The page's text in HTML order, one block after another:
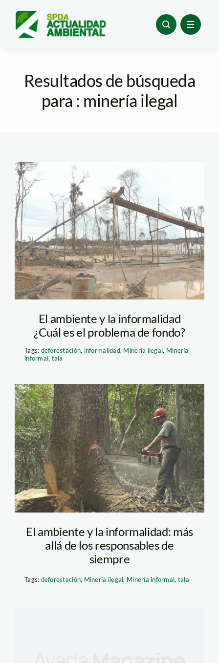
content
Resultados de búsqueda
para : minería ilegal
mineria
informal_madre de
dios_ecoamazonia
El ambiente y la informalidad
¿Cuál es el problema de fondo?
Tags: deforestación, informalidad, Minería ilegal, Minería
informal, tala
El ambiente y la informalidad: más
allá de los responsables de
siempre
Tags: deforestación, Minería ilegal, Minería informal, tala